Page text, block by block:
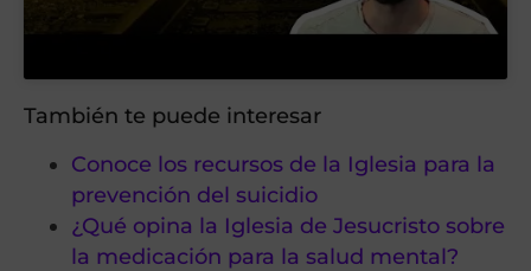
También te puede interesar
Conoce los recursos de la Iglesia para la
prevención del suicidio
¿Qué opina la Iglesia de Jesucristo sobre
la medicación para la salud mental?